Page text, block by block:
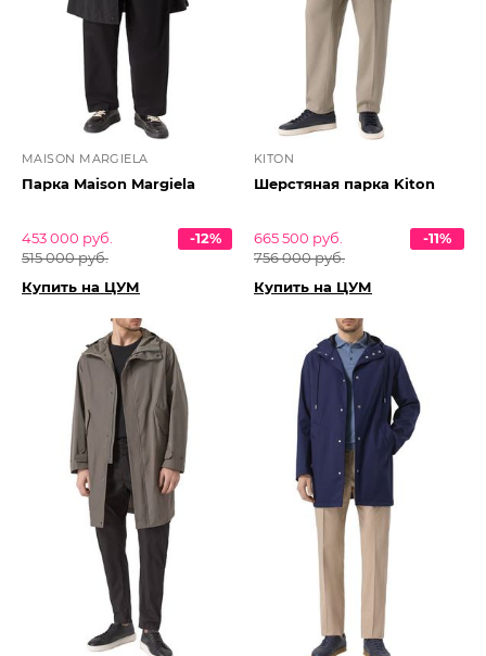
MAISON MARGIELA
Парка Maison Margiela
453 000 руб.
515 000 руб.
-12%
Купить на ЦУМ
KITON
Шерстяная парка Kiton
665 500 руб.
756 000 руб.
-11%
Купить на ЦУМ